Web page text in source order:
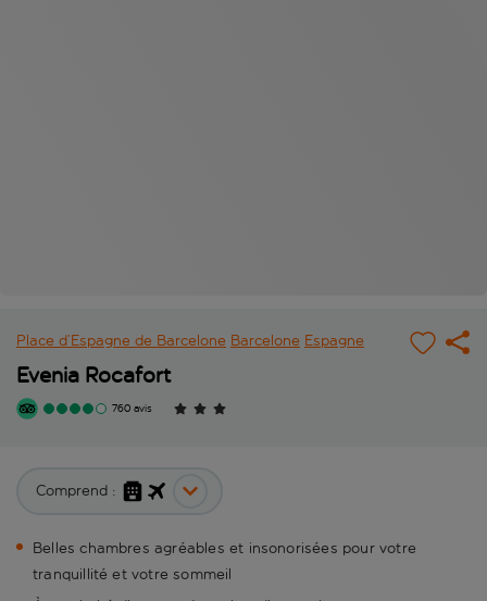
Place d’Espagne de Barcelone Barcelone Espagne
Evenia Rocafort
760 avis
Comprend :
Belles chambres agréables et insonorisées pour votre
tranquillité et votre sommeil